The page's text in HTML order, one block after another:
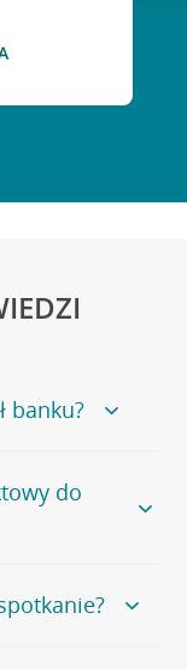
banku?
na
się
do
numeru